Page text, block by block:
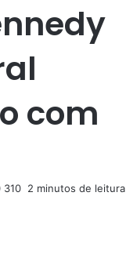
com
310 2 minutos de leitura